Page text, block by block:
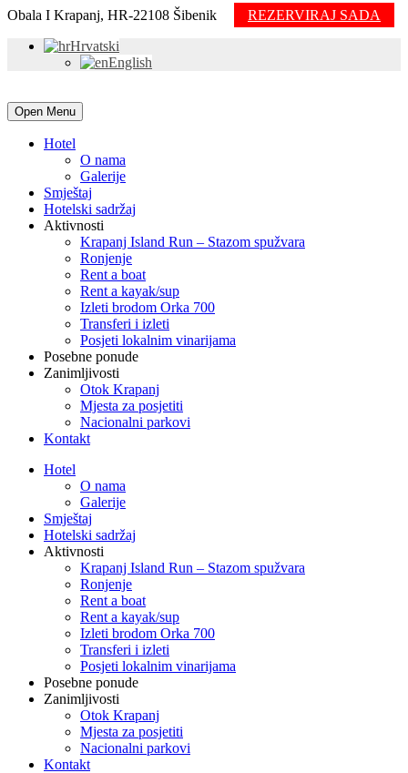
Obala I Krapanj, HR-22108 Šibenik
REZERVIRAJ SADA
Hrvatski
English
Open Menu
Hotel
O nama
Galerije
Smještaj
Hotelski sadržaj
Aktivnosti
Krapanj Island Run – Stazom spužvara
Ronjenje
Rent a boat
Rent a kayak/sup
Izleti brodom Orka 700
Transferi i izleti
Posjeti lokalnim vinarijama
Posebne ponude
Zanimljivosti
Otok Krapanj
Mjesta za posjetiti
Nacionalni parkovi
Kontakt
Hotel
O nama
Galerije
Smještaj
Hotelski sadržaj
Aktivnosti
Krapanj Island Run – Stazom spužvara
Ronjenje
Rent a boat
Rent a kayak/sup
Izleti brodom Orka 700
Transferi i izleti
Posjeti lokalnim vinarijama
Posebne ponude
Zanimljivosti
Otok Krapanj
Mjesta za posjetiti
Nacionalni parkovi
Kontakt